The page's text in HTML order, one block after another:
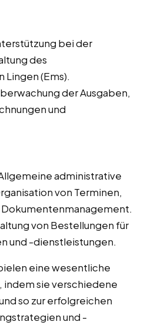
bei der
des
(Ems).
der Ausgaben,
und
administrative
von Terminen,
von Bestellungen für
und -dienstleistungen.
eine wesentliche
indem sie verschiedene
so zur erfolgreichen
und -